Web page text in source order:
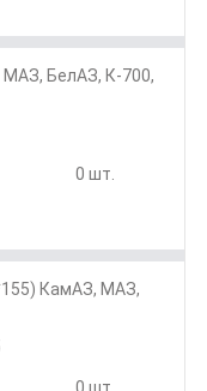
МАЗ, БелАЗ, К-700,
0 шт.
КамАЗ, МАЗ,